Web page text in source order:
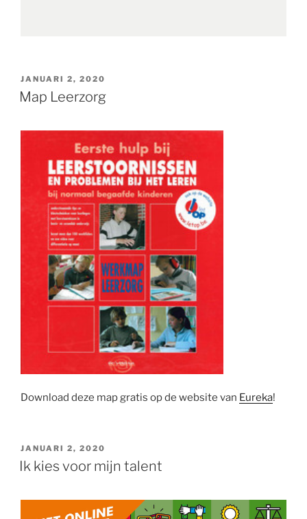
GEPLAATST
OP
JANUARI 2, 2020
Map Leerzorg
Download deze map gratis op de website van Eureka!
GEPLAATST
OP
JANUARI 2, 2020
Ik kies voor mijn talent